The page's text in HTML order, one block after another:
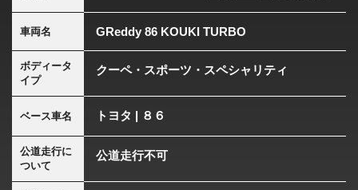
車両名 GReddy 86 KOUKI TURBO
ボディータ
イプ
クーペ・スポーツ・スペシャリティ
ベース車名 トヨタ | ８６
公道走行に
ついて
公道走行不可